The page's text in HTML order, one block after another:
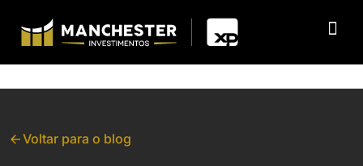
Voltar para o blog